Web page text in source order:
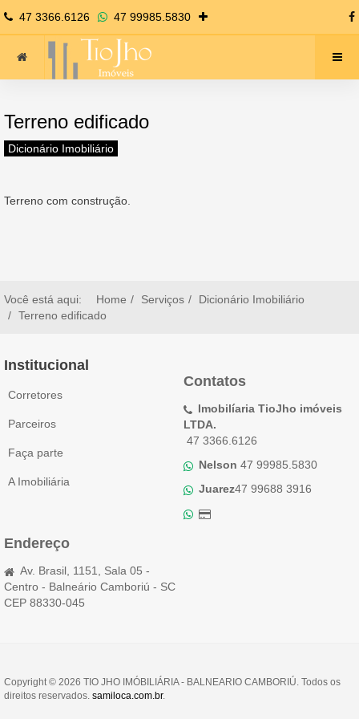
47 3366.6126 47 99985.5830
Terreno edificado
Dicionário Imobiliário
Terreno com construção.
Você está aqui: Home Serviços
Dicionário Imobiliário
Terreno edificado
Institucional
Corretores
Parceiros
Faça parte
A Imobiliária
Contatos
Imobilíaria TioJho imóveis
LTDA.
47 3366.6126
Nelson 47 99985.5830
Juarez47 99688 3916
Endereço
Av. Brasil, 1151, Sala 05 -
Centro - Balneário Camboriú - SC
CEP 88330-045
Copyright © 2026 TIO JHO IMÓBILIÁRIA - BALNEARIO CAMBORIÚ. Todos os
direitos reservados. samiloca.com.br.